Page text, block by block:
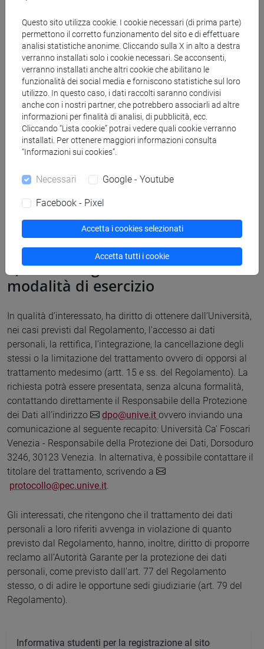
6) Destinatari e categorie di
destinatari dei dati personali
Per le finalità sopra riportate, oltre ai dipendenti e
collaboratori dell’Università, che agiscono sulla base di
specifiche istruzioni fornite in ordine a finalità e modalità del
trattamento, potranno trattare i dati personali anche i
soggetti che offrono all’Università servizi strumentali o
dell’Università, nominati responsabili o autorizzati del
trattamento. L’elenco aggiornato dei soggetti nominati
www.unive.it/pag/34666/.
7) Diritti degli interessati e
modalità di esercizio
In qualità d’interessato, ha diritto di ottenere dall’Università,
nei casi previsti dal Regolamento, l'accesso ai dati
personali, la rettifica, l’integrazione, la cancellazione degli
stessi o la limitazione del trattamento ovvero di opporsi al
trattamento medesimo (artt. 15 e ss. del Regolamento). La
richiesta potrà essere presentata, senza alcuna formalità,
contattando direttamente il Responsabile della Protezione
dei Dati all’indirizzo
dpo@unive.it ovvero inviando una
comunicazione al seguente recapito: Università Ca’ Foscari
Venezia - Responsabile della Protezione dei Dati, Dorsoduro
3246, 30123 Venezia. In alternativa, è possibile contattare il
titolare del trattamento, scrivendo a
protocollo@pec.unive.it.
Gli interessati, che ritengono che il trattamento dei dati
personali a loro riferiti avvenga in violazione di quanto
previsto dal Regolamento, hanno, inoltre, diritto di proporre
reclamo all’Autorità Garante per la protezione dei dati
personali, come previsto dall'art. 77 del Regolamento
stesso, o di adire le opportune sedi giudiziarie (art. 79 del
Regolamento).
Informativa studenti per la registrazione al sito
Questo sito utilizza cookie. I cookie necessari (di prima parte)
permettono il corretto funzionamento del sito e di effettuare
analisi statistiche anonime. Cliccando sulla X in alto a destra
verranno installati solo i cookie necessari. Se acconsenti,
verranno installati anche altri cookie che abilitano le
funzionalità dei social media e forniscono statistiche sul loro
utilizzo. In questo caso, i dati raccolti saranno condivisi
anche con i nostri partner, che potrebbero associarli ad altre
informazioni per finalità di analisi, di pubblicità, ecc.
Cliccando “Lista cookie” potrai vedere quali cookie verranno
installati. Per ottenere maggiori informazioni consulta
“Informazioni sui cookies”.
Necessari Google - Youtube
Facebook - Pixel
Accetta i cookies selezionati
Accetta tutti i cookie